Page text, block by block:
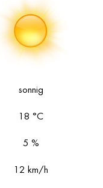
sonnig
18 °C
5 %
12 km/h